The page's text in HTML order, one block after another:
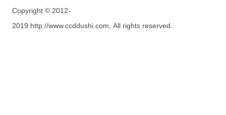
Copyright © 2012-
2019 http://www.ccddushi.com, All rights reserved.